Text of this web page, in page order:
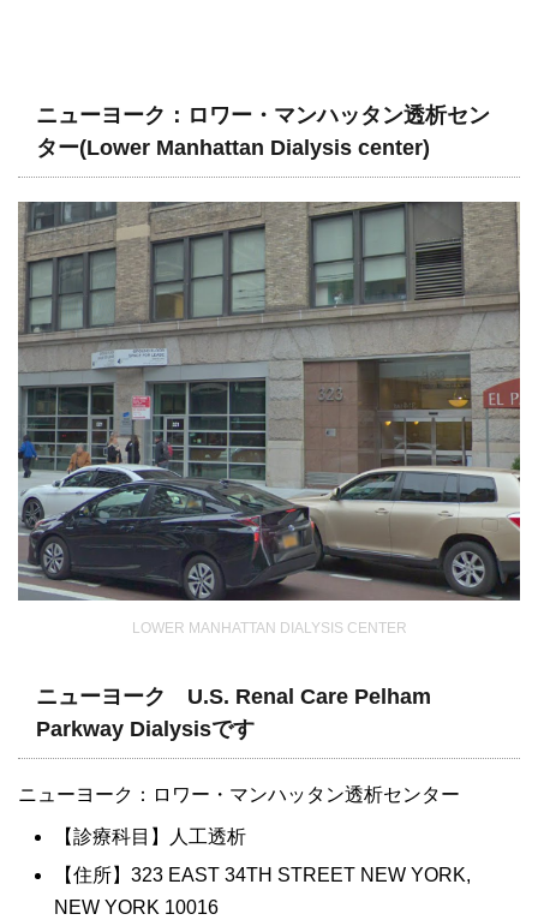
ニューヨーク：ロワー・マンハッタン透析セン
ター(Lower Manhattan Dialysis center)
LOWER MANHATTAN DIALYSIS CENTER
ニューヨーク U.S. Renal Care Pelham
Parkway Dialysisです
ニューヨーク：ロワー・マンハッタン透析センター
【診療科目】人工透析
【住所】323 EAST 34TH STREET NEW YORK,
NEW YORK 10016